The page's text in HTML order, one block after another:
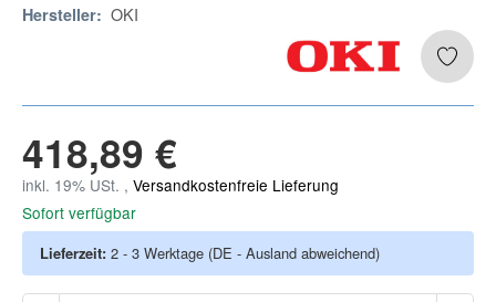
Hersteller: OKI
418,89 €
inkl. 19% USt. , Versandkostenfreie Lieferung
Sofort verfügbar
Lieferzeit: 2 - 3 Werktage (DE - Ausland abweichend)